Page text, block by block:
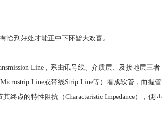
恰到好处才能正中下怀皆大欢喜。
Line，系由讯号线、介质层、及接地层三者
Line或带线Strip Line等）看成软管，而握管
终点的特性阻抗（Characteristic Impedance），使匹